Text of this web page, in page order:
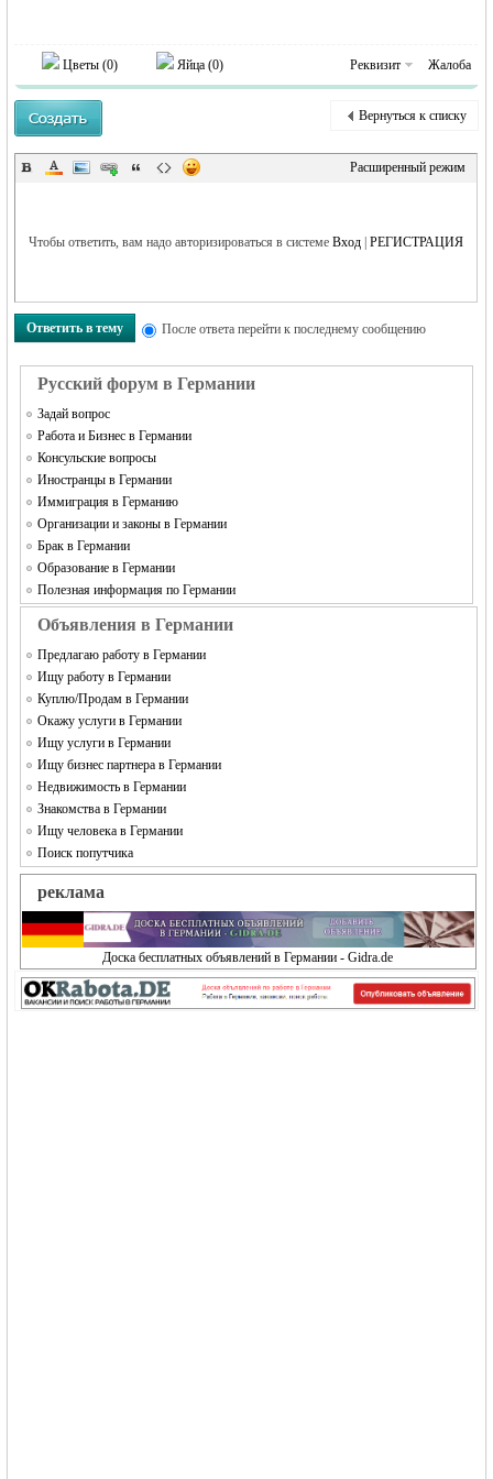
Цветы (0) Яйца (0) Реквизит Жалоба
Вернуться к списку
Расширенный режим
Чтобы ответить, вам надо авторизироваться в системеВход |РЕГИСТРАЦИЯ
Ответить в тему После ответа перейти к последнему сообщению
Русский форум в Германии
Задай вопрос
Работа и Бизнес в Германии
Консульские вопросы
Иностранцы в Германии
Иммиграция в Германию
Организации и законы в Германии
Брак в Германии
Образование в Германии
Полезная информация по Германии
Объявления в Германии
Предлагаю работу в Германии
Ищу работу в Германии
Куплю/Продам в Германии
Окажу услуги в Германии
Ищу услуги в Германии
Ищу бизнес партнера в Германии
Недвижимость в Германии
Знакомства в Германии
Ищу человека в Германии
Поиск попутчика
реклама
Доска бесплатных объявлений в Германии - Gidra.de